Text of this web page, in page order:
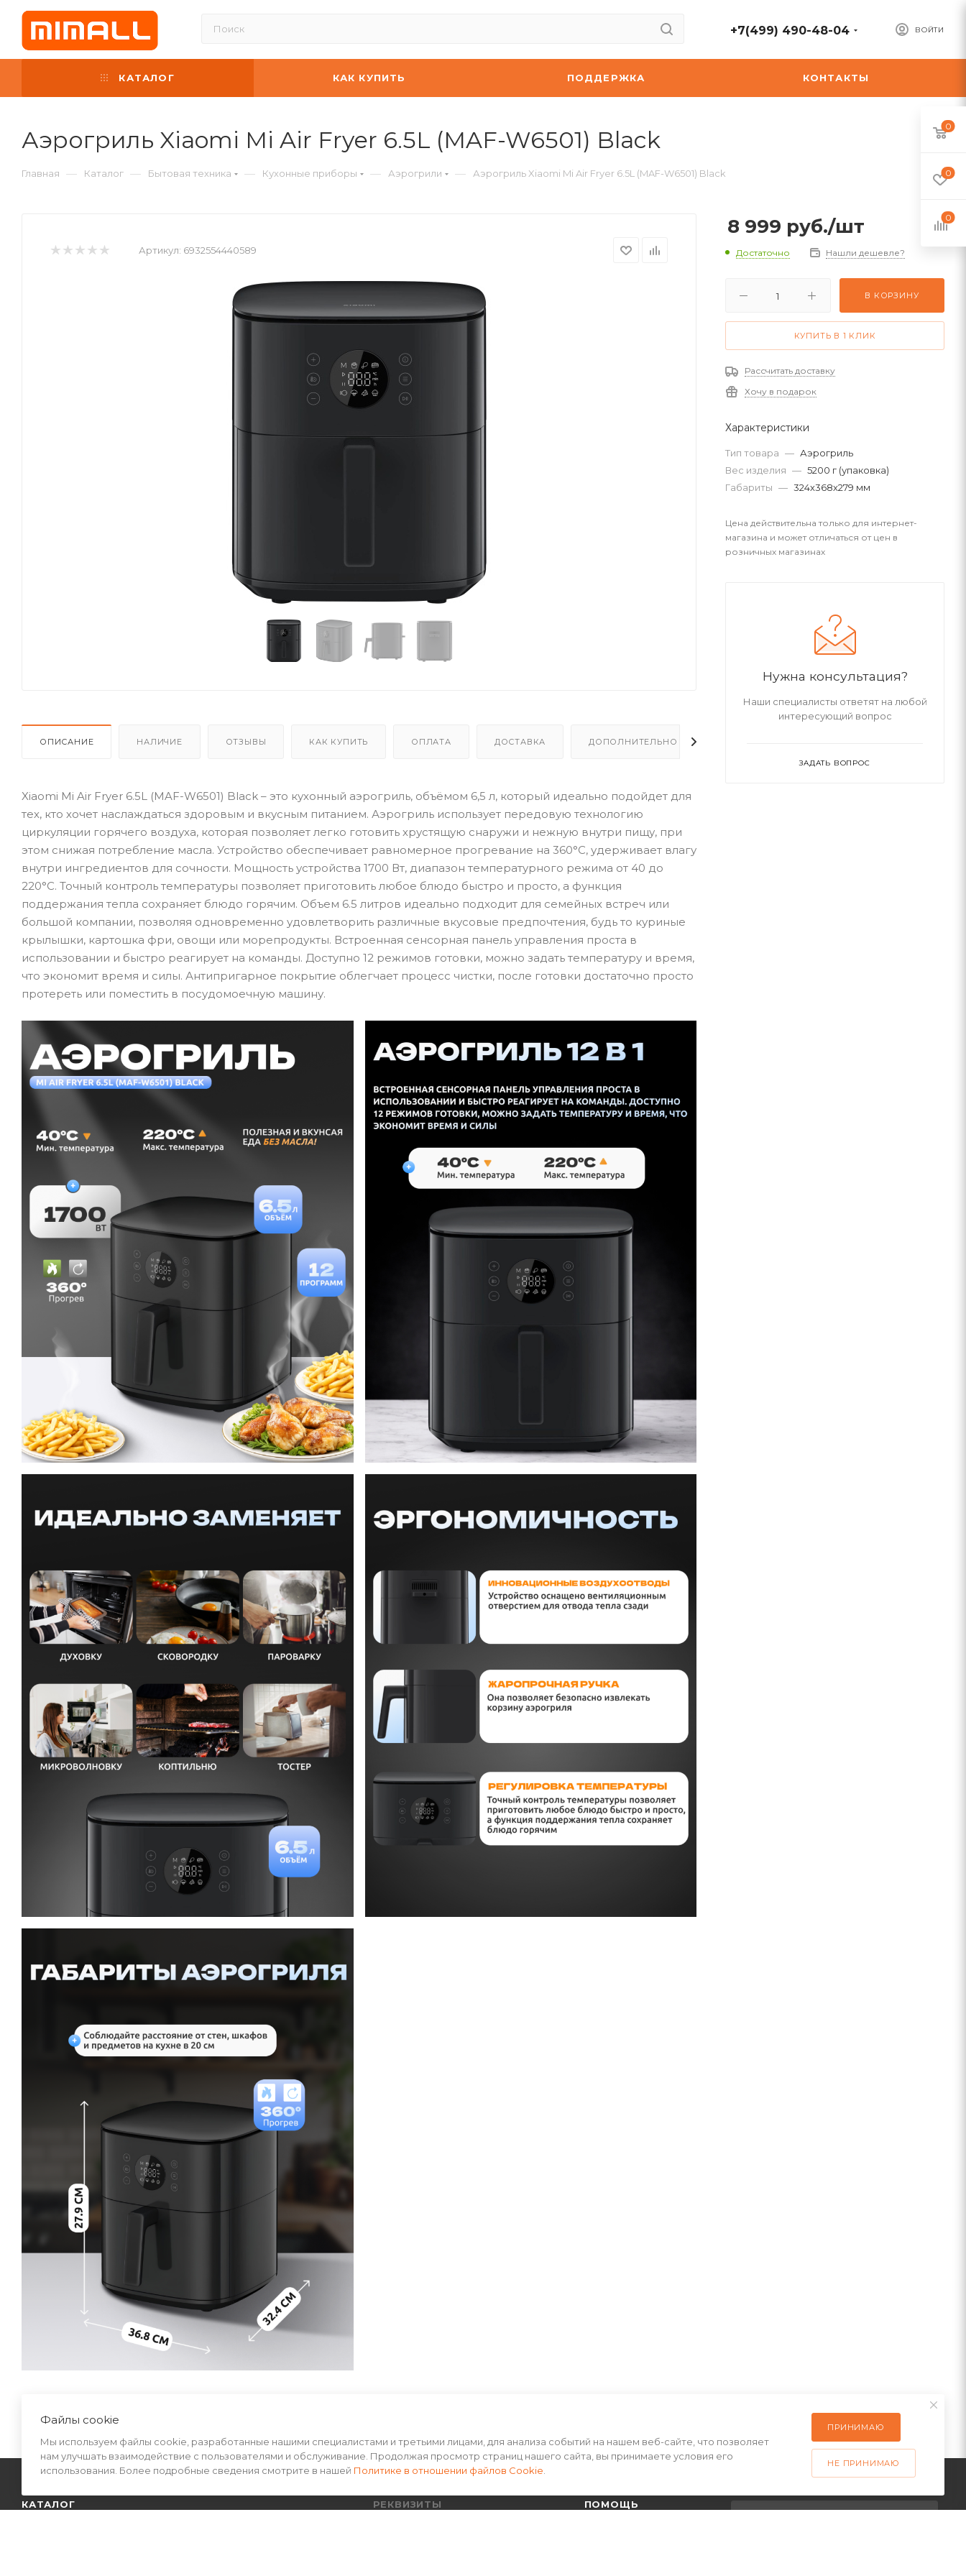
ВОЙТИ
+7(499) 490-48-04
КАТАЛОГ КАК КУПИТЬ ПОДДЕРЖКА КОНТАКТЫ
Аэрогриль Xiaomi Mi Air Fryer 6.5L (MAF-W6501) Black
Главная — Каталог — Бытовая техника — Кухонные приборы — Аэрогрили — Аэрогриль Xiaomi Mi Air Fryer 6.5L (MAF-W6501) Black
Артикул: 6932554440589
ОПИСАНИЕ НАЛИЧИЕ ОТЗЫВЫ КАК КУПИТЬ ОПЛАТА ДОСТАВКА ДОПОЛНИТЕЛЬНО
Xiaomi Mi Air Fryer 6.5L (MAF-W6501) Black – это кухонный аэрогриль, объёмом 6,5 л, который идеально подойдет для
тех, кто хочет наслаждаться здоровым и вкусным питанием. Аэрогриль использует передовую технологию
циркуляции горячего воздуха, которая позволяет легко готовить хрустящую снаружи и нежную внутри пищу, при
этом снижая потребление масла. Устройство обеспечивает равномерное прогревание на 360°C, удерживает влагу
внутри ингредиентов для сочности. Мощность устройства 1700 Вт, диапазон температурного режима от 40 до
220°C. Точный контроль температуры позволяет приготовить любое блюдо быстро и просто, а функция
поддержания тепла сохраняет блюдо горячим. Объем 6.5 литров идеально подходит для семейных встреч или
большой компании, позволяя одновременно удовлетворить различные вкусовые предпочтения, будь то куриные
крылышки, картошка фри, овощи или морепродукты. Встроенная сенсорная панель управления проста в
использовании и быстро реагирует на команды. Доступно 12 режимов готовки, можно задать температуру и время,
что экономит время и силы. Антипригарное покрытие облегчает процесс чистки, после готовки достаточно просто
протереть или поместить в посудомоечную машину.
8 999 руб./шт
Достаточно Нашли дешевле?
В КОРЗИНУ
КУПИТЬ В 1 КЛИК
Рассчитать доставку
Хочу в подарок
Характеристики
Тип товара — Аэрогриль
Вес изделия — 5200 г (упаковка)
Габариты — 324х368х279 мм
Цена действительна только для интернет-
магазина и может отличаться от цен в
розничных магазинах
Нужна консультация?
Наши специалисты ответят на любой
интересующий вопрос
ЗАДАТЬ ВОПРОС
КАТАЛОГ РЕКВИЗИТЫ ПОМОЩЬ
0
0
0
Файлы cookie
Мы используем файлы cookie, разработанные нашими специалистами и третьими лицами, для анализа событий на нашем веб-сайте, что позволяет
нам улучшать взаимодействие с пользователями и обслуживание. Продолжая просмотр страниц нашего сайта, вы принимаете условия его
использования. Более подробные сведения смотрите в нашей Политике в отношении файлов Cookie
ПРИНИМАЮ
НЕ ПРИНИМАЮ